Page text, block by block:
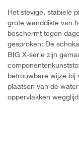
Het stevige, stabiele
grote wanddikte van
beschermt tegen
gesproken: De
BIG X-serie zijn
betrouwbare wijze bij
plaatsen van de
oppervlakken